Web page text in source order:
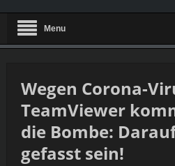
Menu
Wegen Corona-
TeamViewer
die Bombe:
gefasst sein!